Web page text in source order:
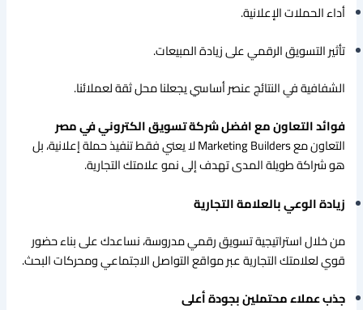
أداء الحملات الإعلانية.
تأثير التسويق الرقمي على زيادة المبيعات.
الشفافية في النتائج عنصر أساسي يجعلنا محل ثقة لعملائنا.
فوائد التعاون مع افضل شركة تسويق الكتروني في مصر
التعاون مع Marketing Builders لا يعني فقط تنفيذ حملة إعلانية، بل
هو شراكة طويلة المدى تهدف إلى نمو علامتك التجارية.
زيادة الوعي بالعلامة التجارية
من خلال استراتيجية تسويق رقمي مدروسة، نساعدك على بناء حضور
قوي لعلامتك التجارية عبر مواقع التواصل الاجتماعي ومحركات البحث.
جذب عملاء محتملين بجودة أعلى